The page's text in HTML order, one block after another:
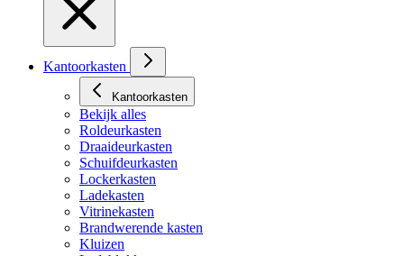
Kantoorkasten
Kantoorkasten
Bekijk alles
Roldeurkasten
Draaideurkasten
Schuifdeurkasten
Lockerkasten
Ladekasten
Vitrinekasten
Brandwerende kasten
Kluizen